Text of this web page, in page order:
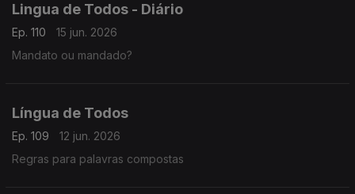
Lingua de Todos - Diário
Ep. 110
15 jun. 2026
Mandato ou mandado?
Língua de Todos
Ep. 109
12 jun. 2026
Regras para palavras compostas